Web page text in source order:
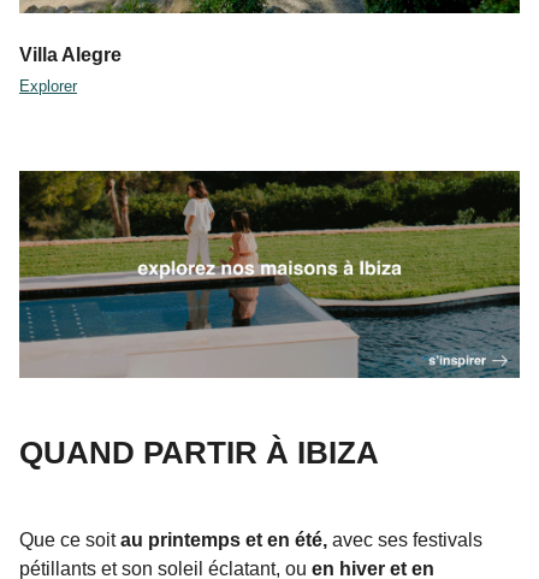
Villa Alegre
Explorer
QUAND PARTIR À IBIZA
Que ce soitau printemps et en été, avec ses festivals
pétillants et son soleil éclatant, ou en hiver et en